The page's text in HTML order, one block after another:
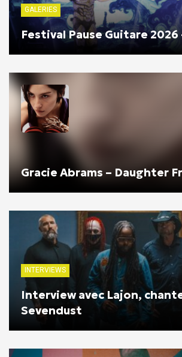
GALERIES
Festival Pause Guitare 2026
Gracie Abrams – Daughter
INTERVIEWS
Interview avec Lajon,
Sevendust